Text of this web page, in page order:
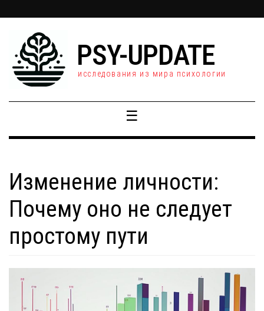
PSY-UPDATE
исследования из мира психологии
☰
Изменение личности:
Почему оно не следует
простому пути